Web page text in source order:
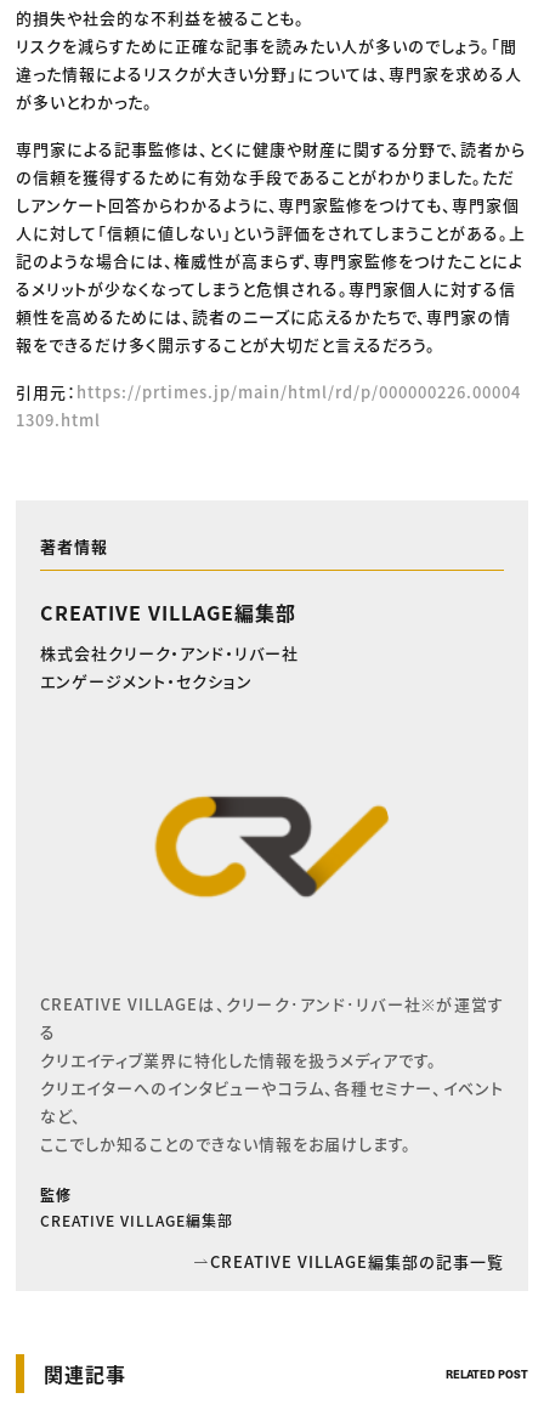
的損失や社会的な不利益を被ることも。
リスクを減らすために正確な記事を読みたい人が多いのでしょう。「間
違った情報によるリスクが大きい分野」については、専門家を求める人
が多いとわかった。
専門家による記事監修は、とくに健康や財産に関する分野で、読者から
の信頼を獲得するために有効な手段であることがわかりました。ただ
しアンケート回答からわかるように、専門家監修をつけても、専門家個
人に対して「信頼に値しない」という評価をされてしまうことがある。上
記のような場合には、権威性が高まらず、専門家監修をつけたことによ
るメリットが少なくなってしまうと危惧される。専門家個人に対する信
頼性を高めるためには、読者のニーズに応えるかたちで、専門家の情
報をできるだけ多く開示することが大切だと言えるだろう。
引用元： https://prtimes.jp/main/html/rd/p/000000226.00004
1309.html
著者情報
CREATIVE VILLAGE編集部
株式会社クリーク・アンド・リバー社
エンゲージメント・セクション
CREATIVE VILLAGEは、クリーク･アンド･リバー社※が運営す
る
クリエイティブ業界に特化した情報を扱うメディアです。
クリエイターへのインタビューやコラム、各種セミナー、イベント
など、
ここでしか知ることのできない情報をお届けします。
監修
CREATIVE VILLAGE編集部
CREATIVE VILLAGE編集部の記事一覧
関連記事 RELATED POST